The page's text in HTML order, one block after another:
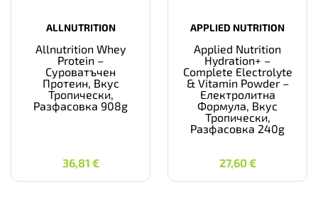
ALLNUTRITION
Allnutrition Whey
Protein –
Суроватъчен
Протеин, Вкус
Тропически,
Разфасовка 908g
36,81 €
36,81
APPLIED NUTRITION
Applied Nutrition
Hydration+ –
Complete Electrolyte
& Vitamin Powder –
Електролитна
Формула, Вкус
Тропически,
Разфасовка 240g
27,60€
27,60